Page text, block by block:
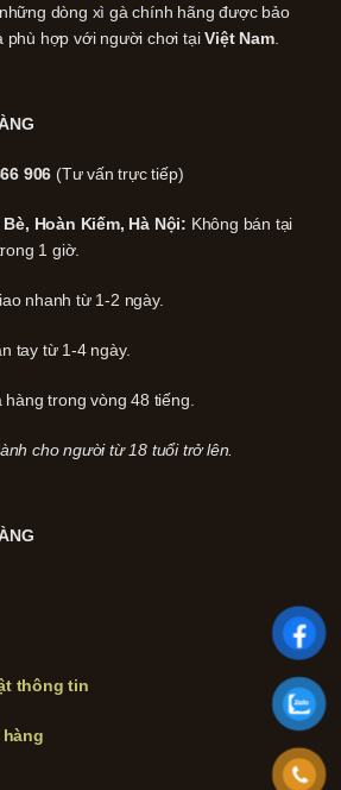
dòng xì gà chính hãng được bảo
phù hợp với người chơi tạiViệt Nam.
906 (Tư vấn trực tiếp)
Hoàn Kiếm, Hà Nội: Không bán tại
1 giờ.
nhanh từ 1-2 ngày.
tay từ 1-4 ngày.
trong vòng 48 tiếng.
cho người từ 18 tuổi trở lên.
thông tin